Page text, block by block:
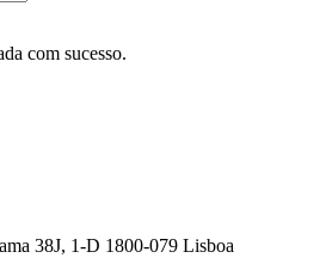
com sucesso.
38J, 1-D 1800-079 Lisboa